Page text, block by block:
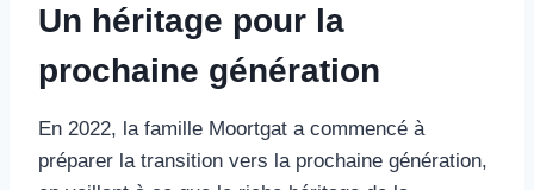
Un héritage pour la
prochaine génération
En 2022, la famille Moortgat a commencé à
préparer la transition vers la prochaine génération,